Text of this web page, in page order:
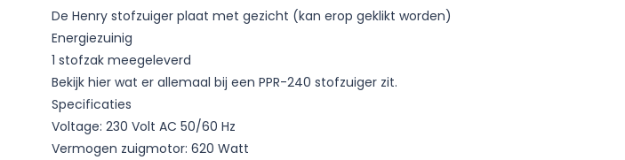
De Henry stofzuiger plaat met gezicht (kan erop geklikt worden)
Energiezuinig
1 stofzak meegeleverd
Bekijk hier wat er allemaal bij een PPR-240 stofzuiger zit.
Specificaties
Voltage: 230 Volt AC 50/60 Hz
Vermogen zuigmotor: 620 Watt